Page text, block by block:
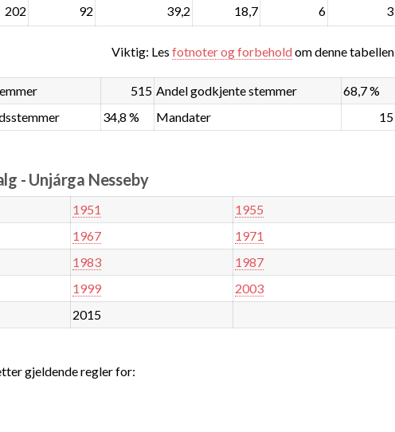
202 92 39,2 18,7 6 3
Viktig: Les fotnoter og forbeholdom denne tabellen
515 Andel godkjente stemmer
68,7 %
34,8 % Mandater 15
- Unjárga Nesseby
1951
1955
1967
1971
1983
1987
1999
2003
2015
gjeldende regler for: